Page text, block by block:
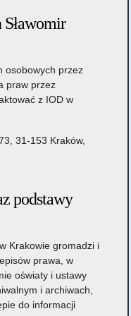
2021
Czytaj więcej
osobowych przez
praw przez
z IOD w
31-153 Kraków,
podstawy
Krakowie gromadzi i
prawa, w
oświaty i ustawy
i archiwach,
do informacji